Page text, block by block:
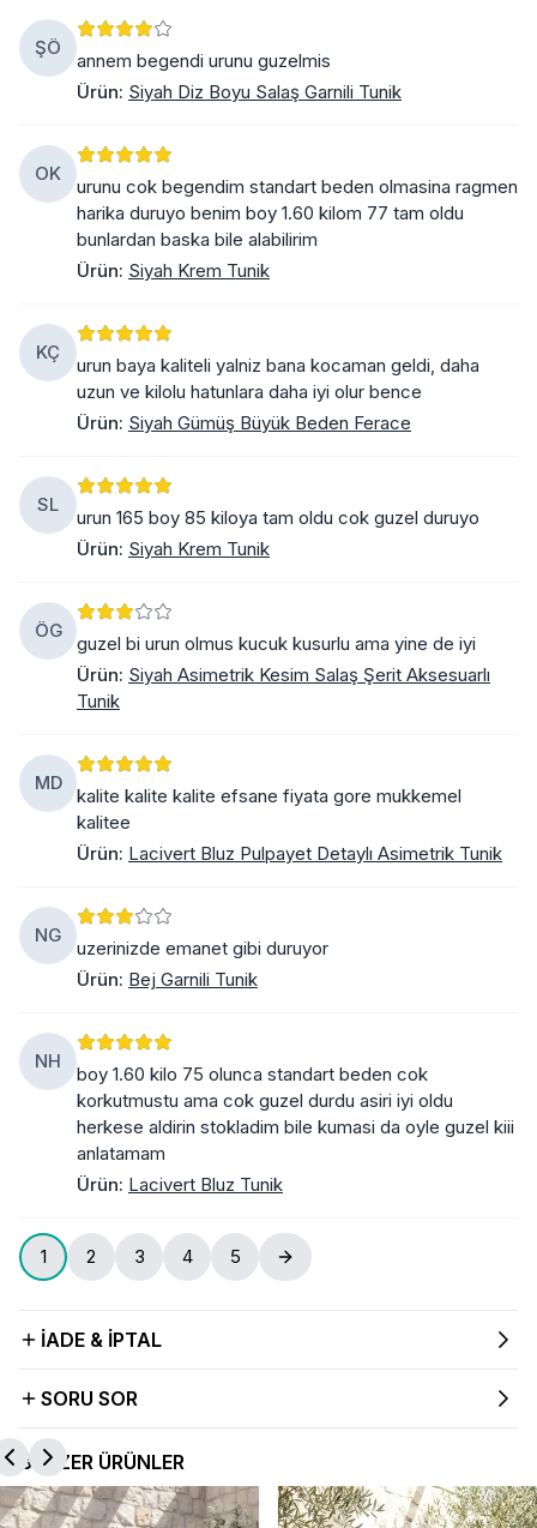
ŞÖ
annem begendi urunu guzelmis
Ürün: Siyah Diz Boyu Salaş Garnili Tunik
OK
urunu cok begendim standart beden olmasina ragmen
harika duruyo benim boy 1.60 kilom 77 tam oldu
bunlardan baska bile alabilirim
Ürün: Siyah Krem Tunik
KÇ
urun baya kaliteli yalniz bana kocaman geldi, daha
uzun ve kilolu hatunlara daha iyi olur bence
Ürün: Siyah Gümüş Büyük Beden Ferace
SL
urun 165 boy 85 kiloya tam oldu cok guzel duruyo
Ürün: Siyah Krem Tunik
ÖG
guzel bi urun olmus kucuk kusurlu ama yine de iyi
Ürün: Siyah Asimetrik Kesim Salaş Şerit Aksesuarlı
Tunik
MD
kalite kalite kalite efsane fiyata gore mukkemel
kalitee
Ürün: Lacivert Bluz Pulpayet Detaylı Asimetrik Tunik
NG
uzerinizde emanet gibi duruyor
Ürün: Bej Garnili Tunik
NH
boy 1.60 kilo 75 olunca standart beden cok
korkutmustu ama cok guzel durdu asiri iyi oldu
herkese aldirin stokladim bile kumasi da oyle guzel kiii
anlatamam
Ürün: Lacivert Bluz Tunik
1 2 3 4 5
İADE & İPTAL
SORU SOR
BENZER ÜRÜNLER